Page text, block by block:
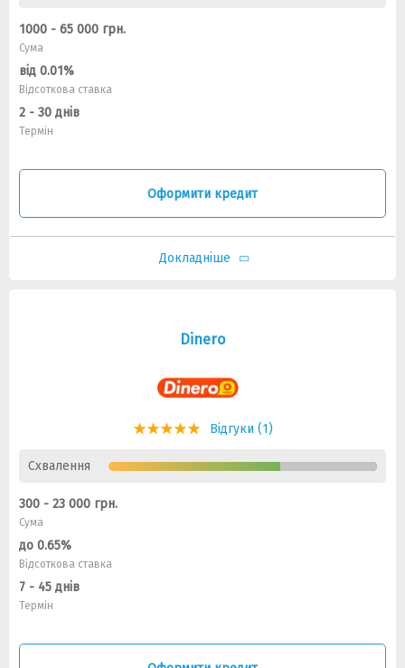
1000 - 65 000 грн.
Сума
від 0.01%
Відсоткова ставка
2 - 30 днів
Термін
Оформити кредит
Докладніше
Dinero
Відгуки (1)
Схвалення
300 - 23 000 грн.
Сума
до 0.65%
Відсоткова ставка
7 - 45 днів
Термін